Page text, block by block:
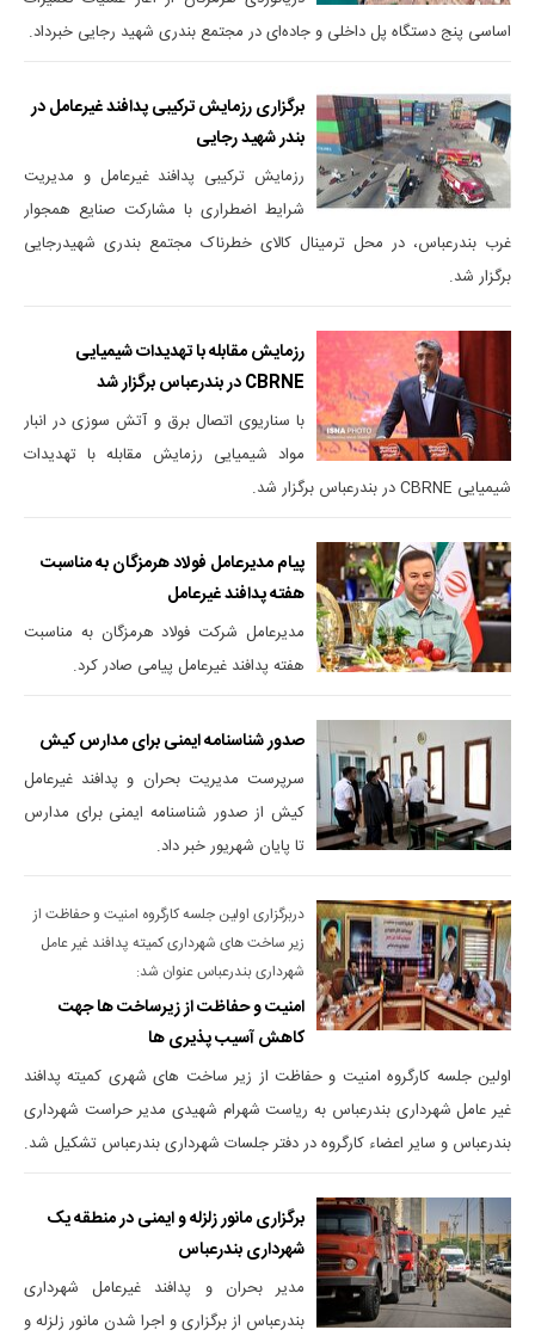
اساسی پنج دستگاه پل داخلی و جاده‌ای در مجتمع بندری شهید رجایی خبرداد.
برگزاری رزمایش ترکیبی پدافند غیرعامل در
بندر شهید رجایی
رزمایش ترکیبی پدافند غیرعامل و مدیریت
شرایط اضطراری با مشارکت صنایع همجوار
غرب بندرعباس، در محل ترمینال کالای خطرناک مجتمع بندری شهیدرجایی
برگزار شد.
رزمایش مقابله با تهدیدات شیمیایی
CBRNE در بندرعباس برگزار شد
با سناریوی اتصال برق و آتش سوزی در انبار
مواد شیمیایی رزمایش مقابله با تهدیدات
شیمیایی CBRNE در بندرعباس برگزار شد.
پیام مدیرعامل فولاد هرمزگان به مناسبت
هفته پدافند غیرعامل
مدیرعامل شرکت فولاد هرمزگان به مناسبت
هفته پدافند غیرعامل پیامی صادر کرد.
صدور شناسنامه ایمنی برای مدارس کیش
سرپرست مدیریت بحران و پدافند غیرعامل
کیش از صدور شناسنامه ایمنی برای مدارس
تا پایان شهریور خبر داد.
دربرگزاری اولین جلسه کارگروه امنیت و حفاظت از
زیر ساخت های شهرداری کمیته پدافند غیر عامل
شهرداری بندرعباس عنوان شد:
امنیت و حفاظت از زیرساخت ها جهت
کاهش آسیب پذیری ها
اولین جلسه کارگروه امنیت و حفاظت از زیر ساخت های شهری کمیته پدافند
غیر عامل شهرداری بندرعباس به ریاست شهرام شهیدی مدیر حراست شهرداری
بندرعباس و سایر اعضاء کارگروه در دفتر جلسات شهرداری بندرعباس تشکیل شد.
برگزاری مانور زلزله و ایمنی در منطقه یک
شهرداری بندرعباس
مدیر بحران و پدافند غیرعامل شهرداری
بندرعباس از برگزاری و اجرا شدن مانور زلزله و